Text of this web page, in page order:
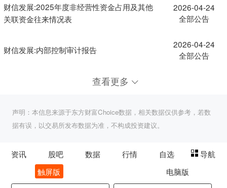
财信发展:2025年度非经营性资金占用及其他
关联资金往来情况表
2026-04-24
全部公告
财信发展:内部控制审计报告
2026-04-24
全部公告
查看更多
声明：本信息来源于东方财富Choice数据，相关数据仅供参考，若数
据有误，以交易所发布数据为准，不构成投资建议。
资讯 股吧 数据 行情 自选
导航
触屏版
电脑版